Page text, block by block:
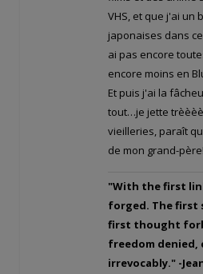
VHS, et que j'ai un
japonaises dans
ai pas encore
encore moins en
Et puis j'ai la
tout…je jette
vieilleries, paraît
de mon grand-père!
"With the first
forged. The first
first thought
freedom denied,
irrevocably." -